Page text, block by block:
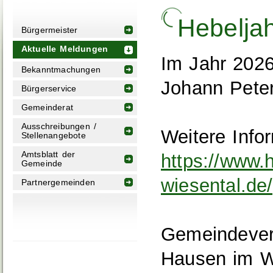
Bürgermeister
Aktuelle Meldungen
Bekanntmachungen
Bürgerservice
Gemeinderat
Ausschreibungen /
Stellenangebote
Amtsblatt der
Gemeinde
Partnergemeinden
Im Jahr
Johann
Weitere
https://
Hausen im